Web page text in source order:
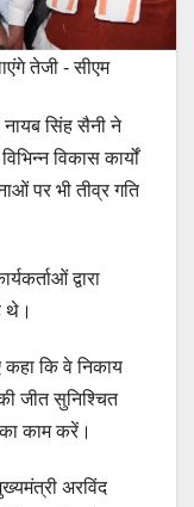
तेजी - सीएम
सिंह सैनी ने
विकास कार्यों
पर भी तीव्र गति
द्वारा
थे।
कहा कि वे निकाय
जीत सुनिश्चित
काम करें।
अरविंद